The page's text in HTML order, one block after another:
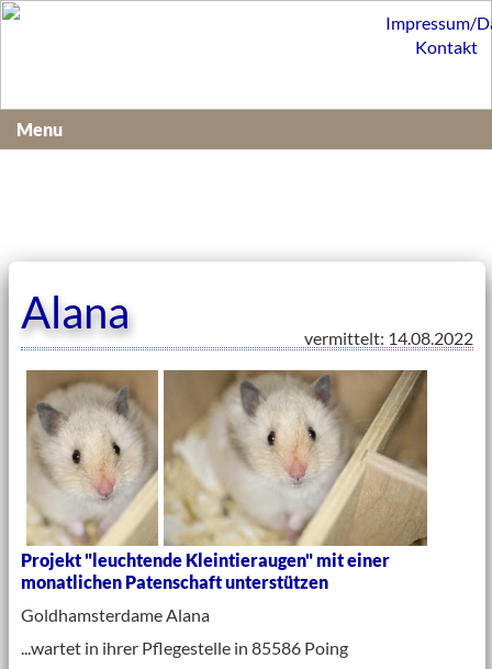
Alana vermittelt: 14.08.2022
Projekt "leuchtende Kleintieraugen" mit einer
monatlichen Patenschaft unterstützen
Goldhamsterdame Alana
...wartet in ihrer Pflegestelle in 85586 Poing
Impressum/
Kontakt
Menu